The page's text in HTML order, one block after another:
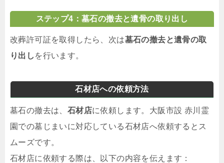
ステップ4：墓石の撤去と遺骨の取り出し
改葬許可証を取得したら、次は墓石の撤去と遺骨の取
り出し を行います。
石材店への依頼方法
墓石の撤去は、 石材店に依頼します。大阪市設 赤川霊
園での墓じまいに対応している石材店へ依頼するとス
ムーズです。
石材店に依頼する際は、以下の内容を伝えます：